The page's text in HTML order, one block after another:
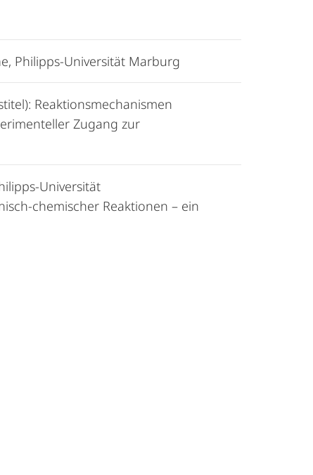
Philipps-Universität Marburg
Reaktionsmechanismen
Zugang zur
Universität
chemischer Reaktionen – ein